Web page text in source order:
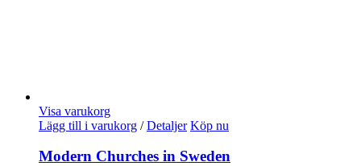
Visa varukorg
Lägg till i varukorg / Detaljer Köp nu
Modern Churches in Sweden